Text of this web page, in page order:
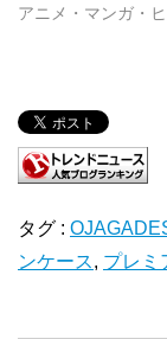
アニメ・マンガ・
タグ :
ンケース, プレミ